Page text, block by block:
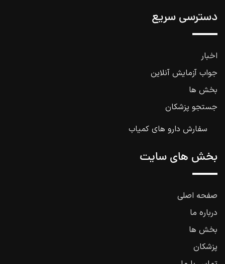
دسترسی سریع
اخبار
جواب آزمایش آنلاین
بخش ها
جستجو پزشکان
سفارش دارو های کمیاب
بخش های سایت
صفحه اصلی
درباره ما
بخش ها
پزشکان